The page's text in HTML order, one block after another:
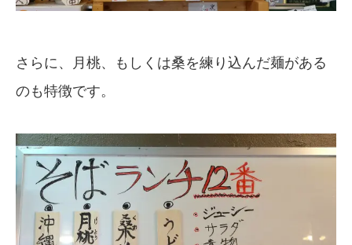
さらに、月桃、もしくは桑を練り込んだ麺がある
のも特徴です。